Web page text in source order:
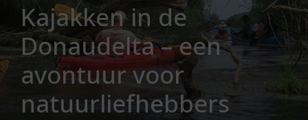
Kajakken in de
Donaudelta – een
avontuur voor
natuurliefhebbers